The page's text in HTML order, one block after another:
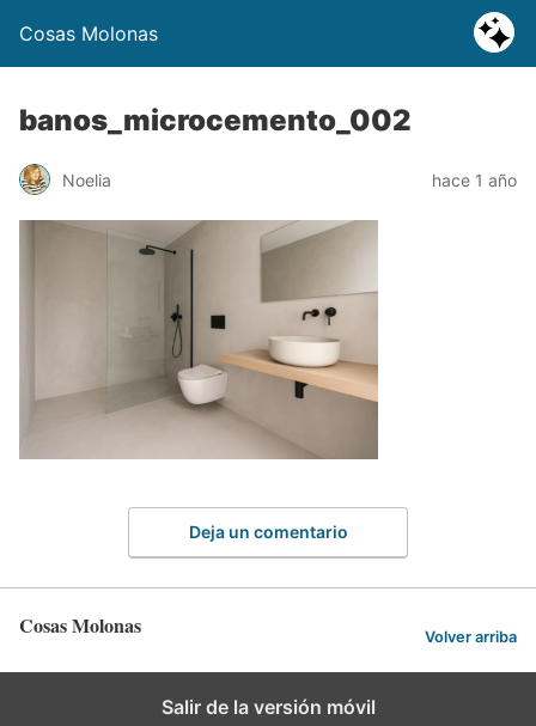
Cosas Molonas
banos_microcemento_002
Noelia hace 1 año
Deja un comentario
Cosas Molonas Volver arriba
Salir de la versión móvil